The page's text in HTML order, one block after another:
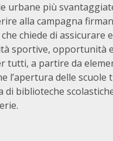
urbane più
alla campagna
che chiede di assicurare
sportive, opportunità
tutti, a partire da
l’apertura delle
di biblioteche